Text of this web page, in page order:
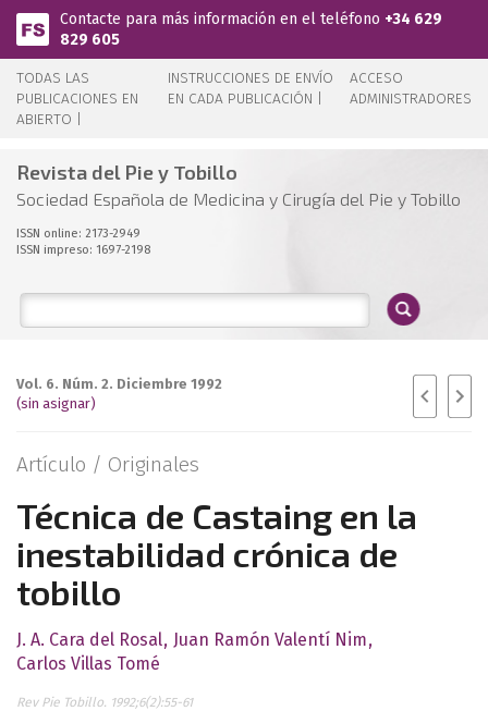
Pasar al contenido principal
Contacte para más información en el teléfono +34 629
829 605
TODAS LAS
PUBLICACIONES EN
ABIERTO |
INSTRUCCIONES DE ENVÍO
EN CADA PUBLICACIÓN |
ACCESO
ADMINISTRADORES
Revista del Pie y Tobillo
Sociedad Española de Medicina y Cirugía del Pie y Tobillo
ISSN online: 2173-2949
ISSN impreso: 1697-2198
Vol. 6. Núm. 2. Diciembre 1992
(sin asignar)
Artículo / Originales
Técnica de Castaing en la
inestabilidad crónica de
tobillo
J. A. Cara del Rosal Juan Ramón Valentí Nim
Carlos Villas Tomé
Rev Pie Tobillo. 1992;6(2):55-61